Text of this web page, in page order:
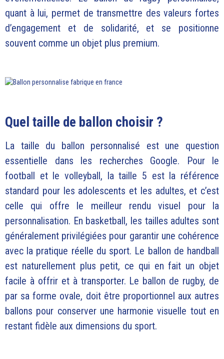
quant à lui, permet de transmettre des valeurs fortes
d’engagement et de solidarité, et se positionne
souvent comme un objet plus premium.
Quel taille de ballon choisir ?
La taille du ballon personnalisé est une question
essentielle dans les recherches Google. Pour le
football et le volleyball, la taille 5 est la référence
standard pour les adolescents et les adultes, et c’est
celle qui offre le meilleur rendu visuel pour la
personnalisation. En basketball, les tailles adultes sont
généralement privilégiées pour garantir une cohérence
avec la pratique réelle du sport. Le ballon de handball
est naturellement plus petit, ce qui en fait un objet
facile à offrir et à transporter. Le ballon de rugby, de
par sa forme ovale, doit être proportionnel aux autres
ballons pour conserver une harmonie visuelle tout en
restant fidèle aux dimensions du sport.